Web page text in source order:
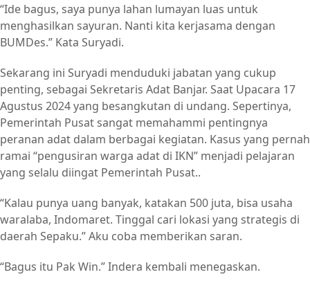
“Ide bagus, saya punya lahan lumayan luas untuk
menghasilkan sayuran. Nanti kita kerjasama dengan
BUMDes.” Kata Suryadi.
Sekarang ini Suryadi menduduki jabatan yang cukup
penting, sebagai Sekretaris Adat Banjar. Saat Upacara 17
Agustus 2024 yang besangkutan di undang. Sepertinya,
Pemerintah Pusat sangat memahammi pentingnya
peranan adat dalam berbagai kegiatan. Kasus yang pernah
ramai “pengusiran warga adat di IKN” menjadi pelajaran
yang selalu diingat Pemerintah Pusat..
“Kalau punya uang banyak, katakan 500 juta, bisa usaha
waralaba, Indomaret. Tinggal cari lokasi yang strategis di
daerah Sepaku.” Aku coba memberikan saran.
“Bagus itu Pak Win.” Indera kembali menegaskan.